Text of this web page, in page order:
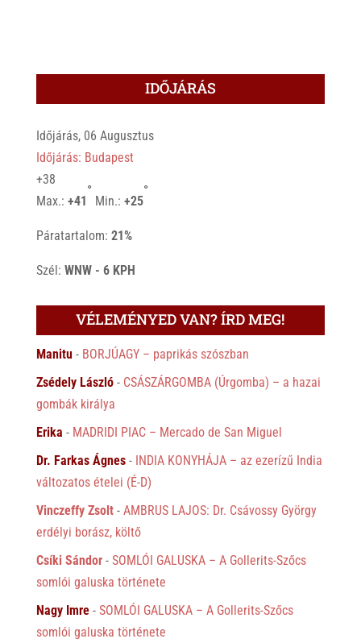
IDŐJÁRÁS
Időjárás, 06 Augusztus
Időjárás: Budapest
+38
Max.: +41
°
Min.: +25
°
Páratartalom: 21%
Szél: WNW - 6 KPH
VÉLEMÉNYED VAN? ÍRD MEG!
Manitu- BORJÚAGY – paprikás szószban
Zsédely László- CSÁSZÁRGOMBA (Úrgomba) – a hazai
gombák királya
Erika - MADRIDI PIAC – Mercado de San Miguel
Dr. Farkas Ágnes- INDIA KONYHÁJA – az ezerízű India
változatos ételei (É-D)
Vinczeffy Zsolt- AMBRUS LAJOS: Dr. Csávossy György
erdélyi borász, költő
Csíki Sándor- SOMLÓI GALUSKA – A Gollerits-Szőcs
somlói galuska története
Nagy Imre- SOMLÓI GALUSKA – A Gollerits-Szőcs
somlói galuska története